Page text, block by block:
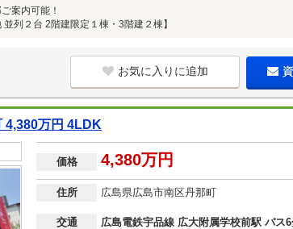
案内可能！
並列２台 2階建限定１棟・3階建２棟】
お気に入りに追加
4,380万円 4LDK
価格 4,380万円
住所 広島県広島市南区丹那町
交通
広島電鉄宇品線 広大附属学校前駅 バス